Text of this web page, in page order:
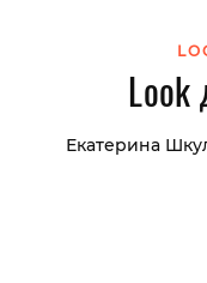
ИНТЕРВЬЮ
Look
Екатерина